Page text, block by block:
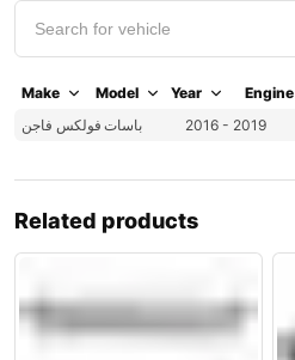
Make Model Year Engine
فولكس فاجن باسات 2016 - 2019
Related products